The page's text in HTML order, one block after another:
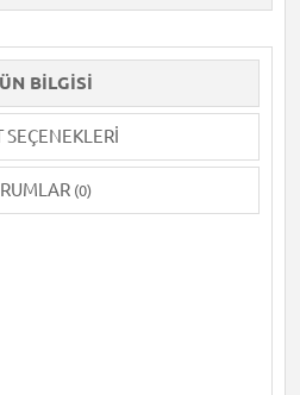
BILGISI
SEÇENEKLERI
(0)